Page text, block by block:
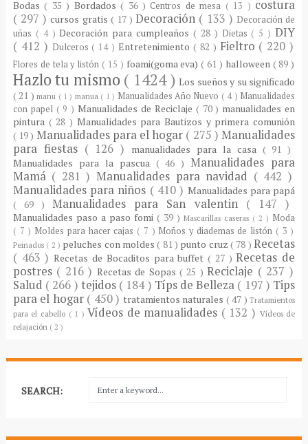
Bodas( 35 ) Bordados( 36 ) Centros de mesa ( 13 ) costura
( 297 )cursos gratis ( 17 )Decoración ( 133 ) Decoración de
uñas ( 4 )Decoración para cumpleaños( 28 ) Dietas ( 5 )DIY
( 412 ) Dulceros ( 14 )Entretenimiento ( 82 ) Fieltro ( 220 )
Flores de tela y listón ( 15 ) foami(goma eva)( 61 ) halloween ( 89 )
Hazlo tu mismo ( 1424 )Los sueños y su significado
( 21 )manu ( 1 ) manua ( 1 ) Manualidades Año Nuevo ( 4 ) Manualidades
con papel ( 9 )Manualidades de Reciclaje ( 70 ) manualidades en
pintura ( 28 ) Manualidades para Bautizos y primera comunión
( 19 ) Manualidades para el hogar ( 275 )Manualidades
para fiestas ( 126 ) manualidades para la casa ( 91 )
Manualidades para la pascua ( 46 )Manualidades para
Mamá ( 281 ) Manualidades para navidad ( 442 )
Manualidades para niños ( 410 ) Manualidades para papá
( 69 )Manualidades para San valentin ( 147 )
Manualidades paso a paso fomi ( 39 )Mascarillas caseras ( 2 ) Moda
( 7 ) Moldes para hacer cajas ( 7 ) Moños y diademas de listón ( 3 )
Peinados ( 2 ) peluches con moldes( 81 ) punto cruz( 78 )Recetas
( 463 )Recetas de Bocaditos para buffet( 27 )Recetas de
postres ( 216 ) Recetas de Sopas( 25 )Reciclaje ( 237 )
Salud ( 266 ) tejidos ( 184 ) Típs de Belleza ( 197 ) Tips
para el hogar ( 450 ) tratamientos naturales ( 47 )Tratamientos
para el cabello ( 1 ) Vídeos de manualidades ( 132 ) Vídeos de
relajación ( 2 )
SEARCH: